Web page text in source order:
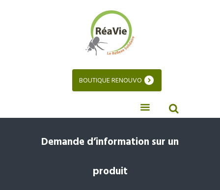
BOUTIQUE RENOUVO
Demande d’information sur un
produit